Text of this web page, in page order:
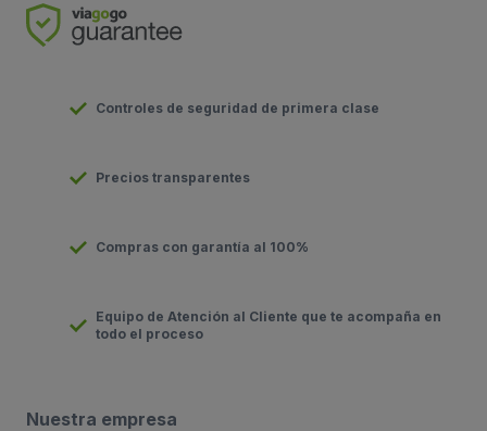
Controles de seguridad de primera clase
Precios transparentes
Compras con garantía al 100%
Equipo de Atención al Cliente que te acompaña en
todo el proceso
Nuestra empresa